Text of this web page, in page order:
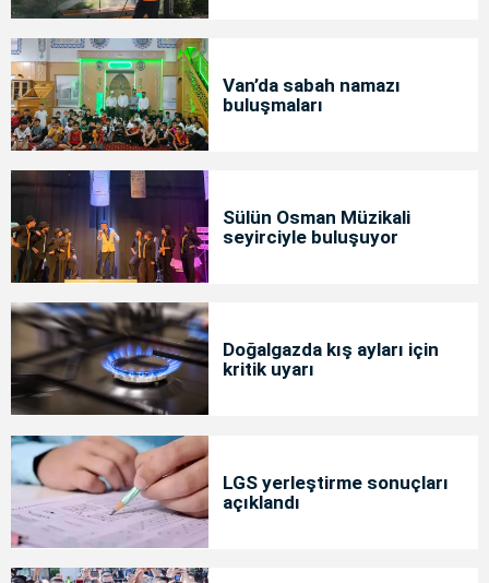
Van’da sabah namazı
buluşmaları
Sülün Osman Müzikali
seyirciyle buluşuyor
Doğalgazda kış ayları için
kritik uyarı
LGS yerleştirme sonuçları
açıklandı